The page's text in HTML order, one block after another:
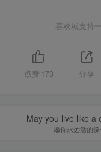
喜欢就支持
点赞 173 分享
May you live like a
愿你永远活的